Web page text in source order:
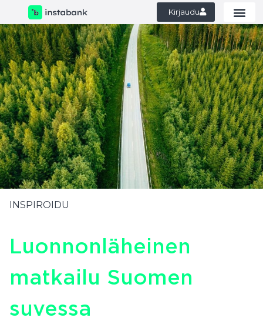
Kirjaudu
INSPIROIDU
Luonnonläheinen
matkailu Suomen
suvessa